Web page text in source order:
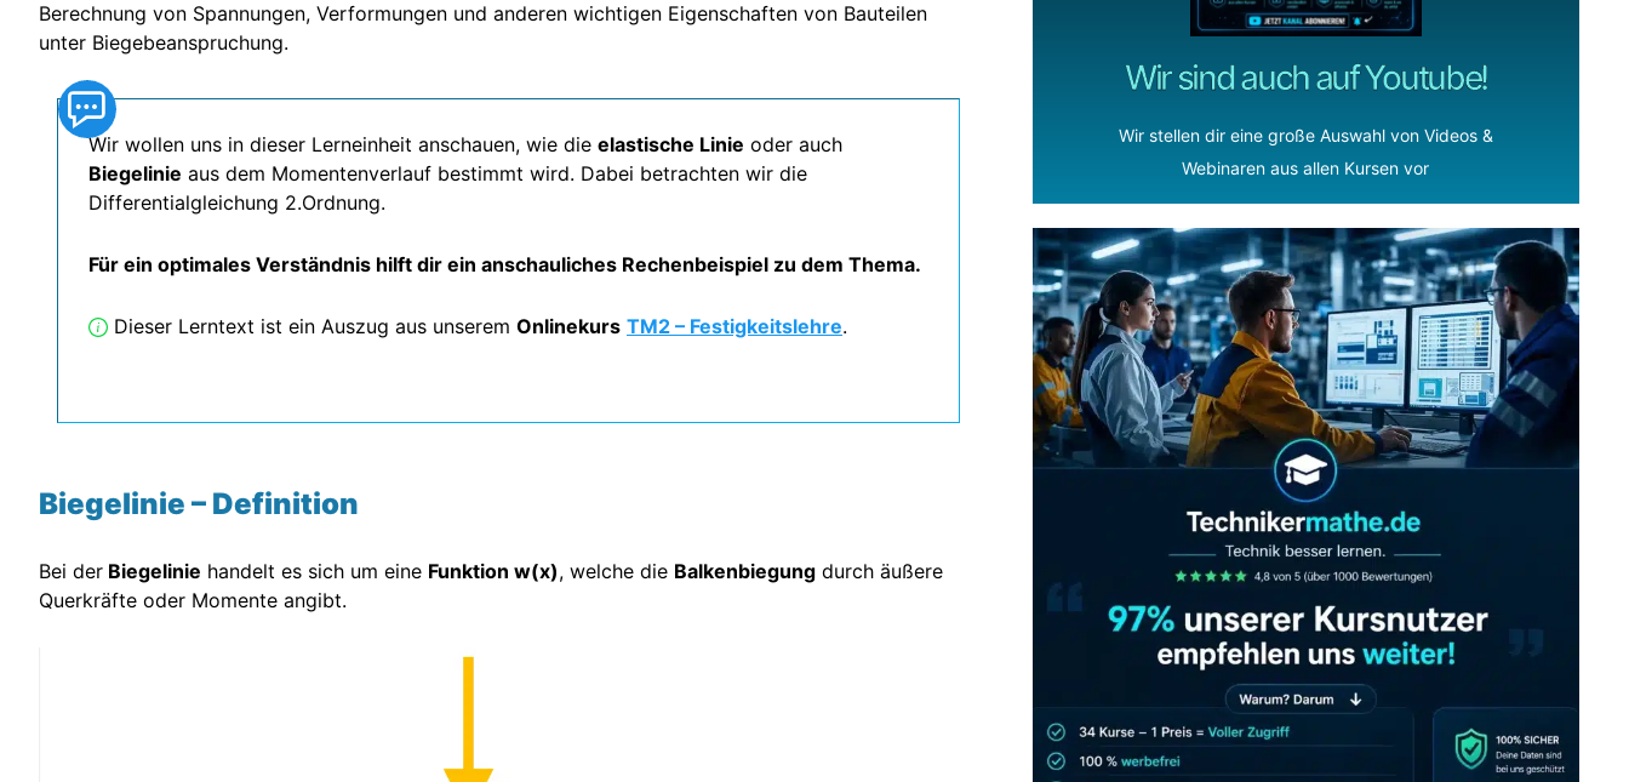
Berechnung von Spannungen, Verformungen und anderen wichtigen Eigenschaften von Bauteilen
unter Biegebeanspruchung.
Wir wollen uns in dieser Lerneinheit anschauen, wie die elastische Linie oder auch
Biegelinie aus dem Momentenverlauf bestimmt wird. Dabei betrachten wir die
Differentialgleichung 2.Ordnung.
Für ein optimales Verständnis hilft dir ein anschauliches Rechenbeispiel zu dem Thema.
Dieser Lerntext ist ein Auszug aus unserem Onlinekurs TM2 – Festigkeitslehre.
Biegelinie – Definition
Bei der Biegelinie handelt es sich um eine Funktion w(x), welche die Balkenbiegung durch äußere
Querkräfte oder Momente angibt.
Wir sind auch auf Youtube!
Wir stellen dir eine große Auswahl von Videos &
Webinaren aus allen Kursen vor